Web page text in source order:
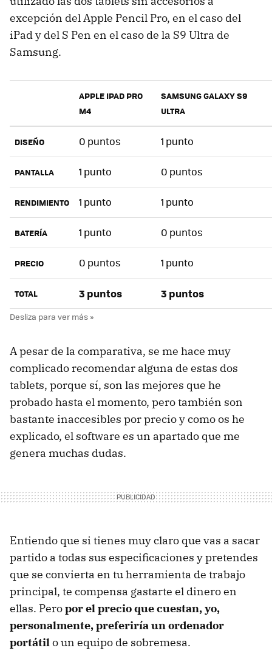
excepción del Apple Pencil Pro, en el caso del
iPad y del S Pen en el caso de la S9 Ultra de
Samsung.
APPLE IPAD PRO
M4
SAMSUNG GALAXY S9
ULTRA
DISEÑO 0 puntos 1 punto
PANTALLA 1 punto 0 puntos
RENDIMIENTO 1 punto 1 punto
BATERÍA 1 punto 0 puntos
PRECIO 0 puntos 1 punto
TOTAL 3 puntos 3 puntos
A pesar de la comparativa, se me hace muy
complicado recomendar alguna de estas dos
tablets, porque sí, son las mejores que he
probado hasta el momento, pero también son
bastante inaccesibles por precio y como os he
explicado, el software es un apartado que me
genera muchas dudas.
Entiendo que si tienes muy claro que vas a sacar
partido a todas sus especificaciones y pretendes
que se convierta en tu herramienta de trabajo
principal, te compensa gastarte el dinero en
ellas. Peropor el precio que cuestan, yo,
personalmente, preferiría un ordenador
portátilo un equipo de sobremesa.